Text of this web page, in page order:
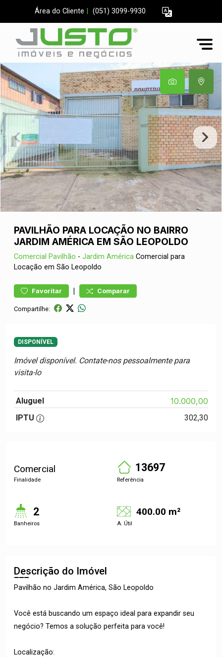
Área do Cliente (051) 3099-9930
PAVILHÃO PARA LOCAÇÃO NO BAIRRO
JARDIM AMÉRICA EM SÃO LEOPOLDO
Comercial Pavilhão - Jardim América Comercial para
Locação em São Leopoldo
Favoritar | Comparar
Compartilhe:
DISPONÍVEL
Imóvel disponível. Contate-nos pessoalmente para
visita-lo
Aluguel 10.000,00
IPTU 302,30
Comercial
Finalidade
13697
Referência
2
Banheiros
400.00 m²
A. Útil
Descrição do Imóvel
Pavilhão no Jardim América, São Leopoldo
Você está buscando um espaço ideal para expandir seu
negócio? Temos a solução perfeita para você!
Localização: